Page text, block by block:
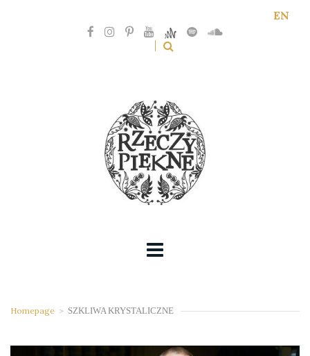
EN
Homepage > SZKLIWA KRYSTALICZNE